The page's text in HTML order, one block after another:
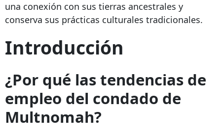
una conexión con sus tierras ancestrales y
conserva sus prácticas culturales tradicionales.
Introducción
¿Por qué las tendencias de
empleo del condado de
Multnomah?